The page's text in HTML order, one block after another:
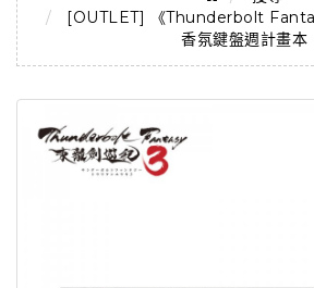
[OUTLET] 《Thunderbolt
香氛鍵盤週計畫本